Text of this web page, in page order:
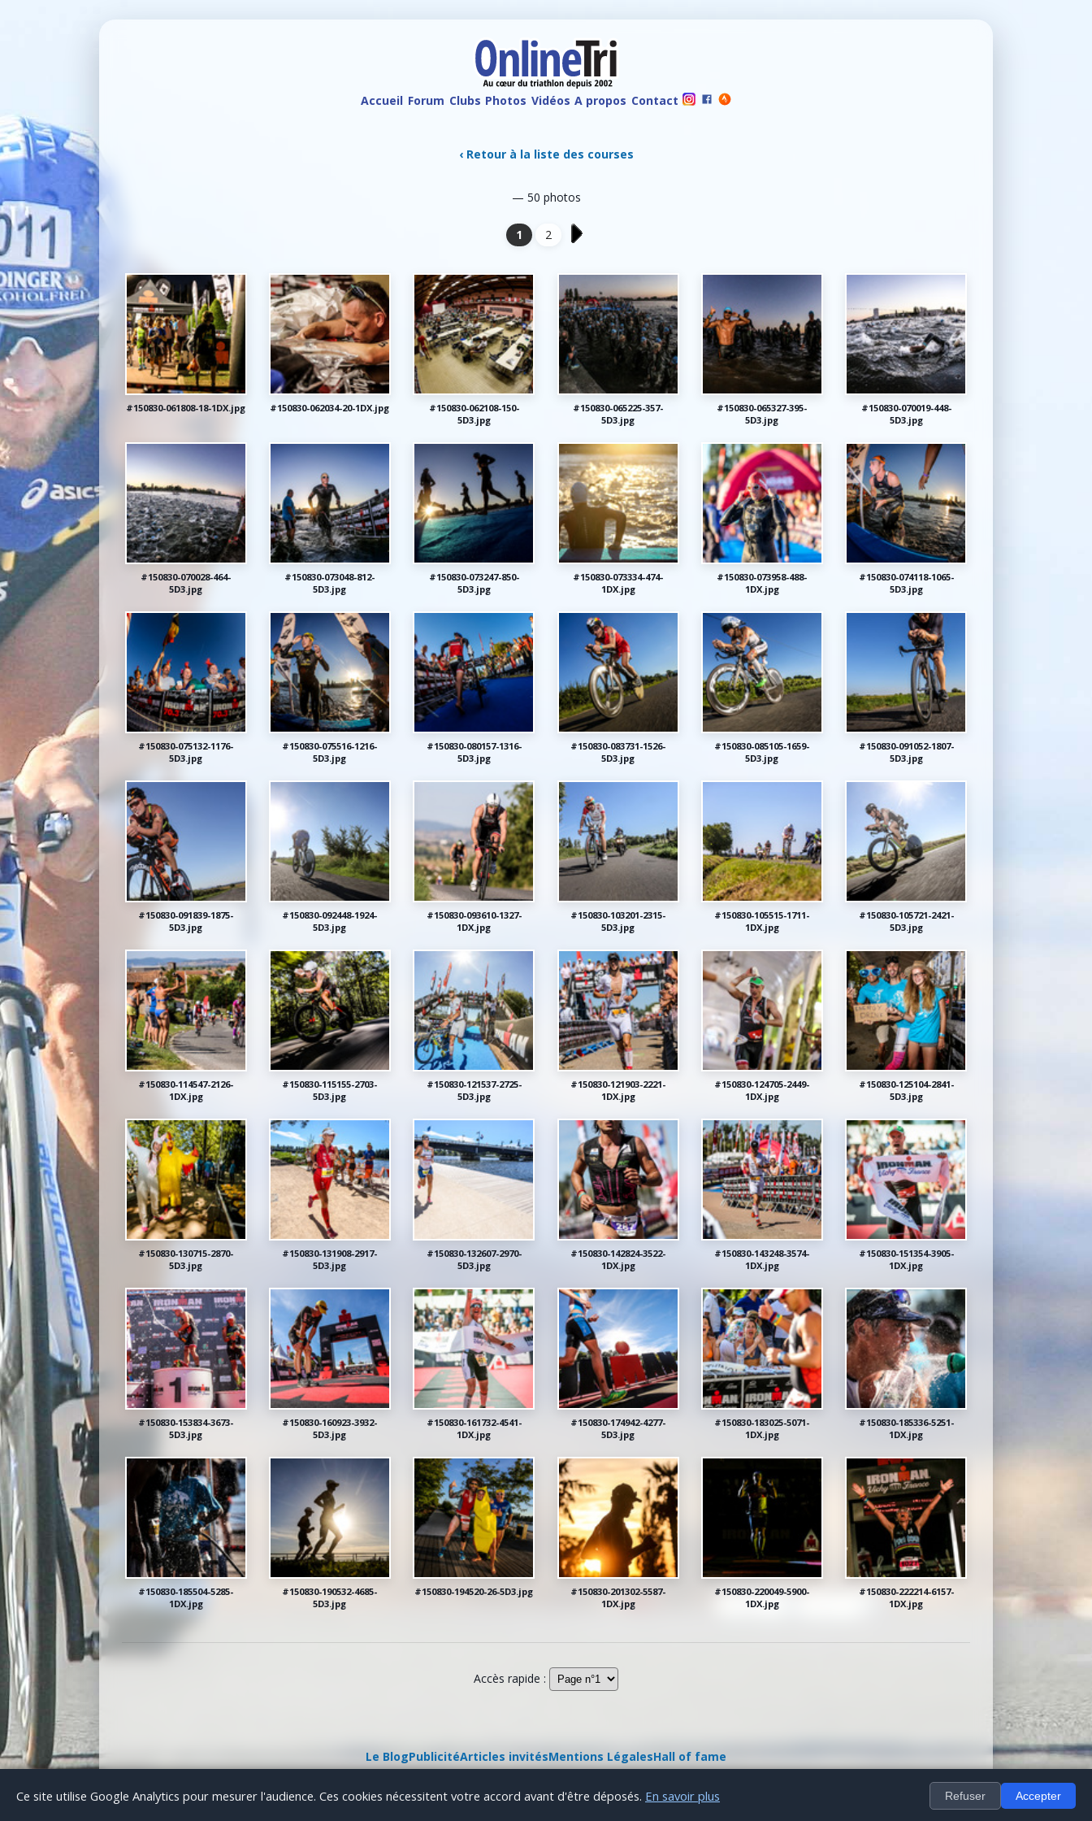
Accueil Forum Clubs Photos Vidéos A propos Contact
‹ Retour à la liste des courses
— 50 photos
1 2
#150830-061808-18-1DX.jpg #150830-062034-20-1DX.jpg
#150830-062108-150-
5D3.jpg
#150830-065225-357-
5D3.jpg
#150830-065327-395-
5D3.jpg
#150830-070019-448-
5D3.jpg
#150830-070028-464-
5D3.jpg
#150830-073048-812-
5D3.jpg
#150830-073247-850-
5D3.jpg
#150830-073334-474-
1DX.jpg
#150830-073958-488-
1DX.jpg
#150830-074118-1065-
5D3.jpg
#150830-075132-1176-
5D3.jpg
#150830-075516-1216-
5D3.jpg
#150830-080157-1316-
5D3.jpg
#150830-083731-1526-
5D3.jpg
#150830-085105-1659-
5D3.jpg
#150830-091052-1807-
5D3.jpg
#150830-091839-1875-
5D3.jpg
#150830-092448-1924-
5D3.jpg
#150830-093610-1327-
1DX.jpg
#150830-103201-2315-
5D3.jpg
#150830-105515-1711-
1DX.jpg
#150830-105721-2421-
5D3.jpg
#150830-114547-2126-
1DX.jpg
#150830-115155-2703-
5D3.jpg
#150830-121537-2725-
5D3.jpg
#150830-121903-2221-
1DX.jpg
#150830-124705-2449-
1DX.jpg
#150830-125104-2841-
5D3.jpg
#150830-130715-2870-
5D3.jpg
#150830-131908-2917-
5D3.jpg
#150830-132607-2970-
5D3.jpg
#150830-142824-3522-
1DX.jpg
#150830-143248-3574-
1DX.jpg
#150830-151354-3905-
1DX.jpg
#150830-153834-3673-
5D3.jpg
#150830-160923-3932-
5D3.jpg
#150830-161732-4541-
1DX.jpg
#150830-174942-4277-
5D3.jpg
#150830-183025-5071-
1DX.jpg
#150830-185336-5251-
1DX.jpg
#150830-185504-5285-
1DX.jpg
#150830-190532-4685-
5D3.jpg
#150830-194520-26-5D3.jpg
#150830-201302-5587-
1DX.jpg
#150830-220049-5900-
1DX.jpg
#150830-222214-6157-
1DX.jpg
Accès rapide :
Le BlogPublicitéArticles invitésMentions LégalesHall of fame
Ce site utilise Google Analytics pour mesurer l'audience. Ces cookies nécessitent votre accord avant d'être déposés. En savoir plus Refuser Accepter